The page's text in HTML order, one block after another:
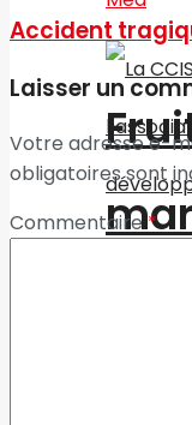
Accident
Laisser un
Votre adresse e-
obligatoires sont
Commentaire*